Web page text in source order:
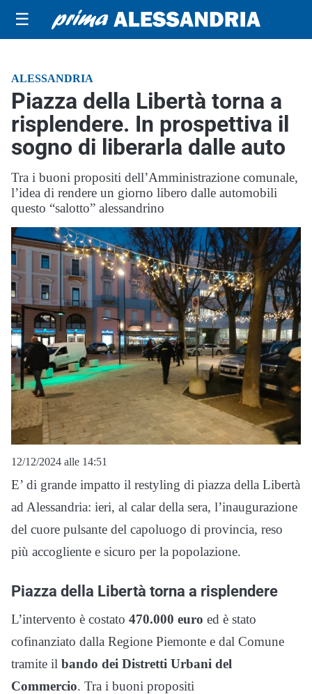
☰
ALESSANDRIA
Piazza della Libertà torna a
risplendere. In prospettiva il
sogno di liberarla dalle auto
Tra i buoni propositi dell’Amministrazione comunale,
l’idea di rendere un giorno libero dalle automobili
questo “salotto” alessandrino
12/12/2024 alle 14:51
E’ di grande impatto il restyling di piazza della Libertà
ad Alessandria: ieri, al calar della sera, l’inaugurazione
del cuore pulsante del capoluogo di provincia, reso
più accogliente e sicuro per la popolazione.
Piazza della Libertà torna a risplendere
L’intervento è costato 470.000 euro ed è stato
cofinanziato dalla Regione Piemonte e dal Comune
tramite il bando dei Distretti Urbani del
Commercio. Tra i buoni propositi